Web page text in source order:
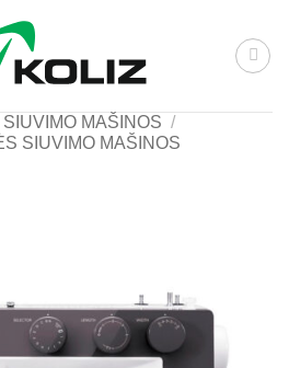
MAŠINOS /
SIUVIMO MAŠINOS